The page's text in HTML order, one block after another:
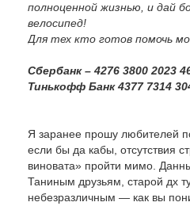
полноценной жизнью, и дай
велосипед!
Для тех кто готов помочь
Сбербанк – 4276 3800 2023
Тинькофф Банк 4377 7314
Я заранее прошу любителей
если бы да кабы, отсутствия
виновата» пройти мимо.
Таниным друзьям, старой дх
небезразличным — как вы